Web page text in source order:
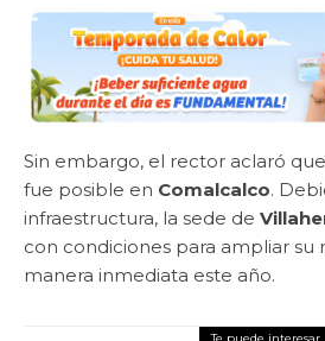
Sin embargo, el rector aclaró
fue posible en Comalcalco.
infraestructura, la sede de
con condiciones para ampliar su
manera inmediata este año.